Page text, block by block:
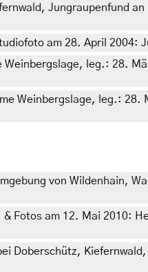
Jungraupenfund
am 28. April 2004:
leg.: 28.
Weinbergslage, leg.:
von Wildenhain,
Fotos am 12. Mai 2010:
Doberschütz,